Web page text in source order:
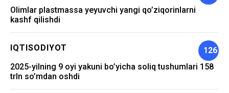
Olimlar plastmassa yeyuvchi yangi qo’ziqorinlarni
kashf qilishdi
IQTISODIYOT
126
2025-yilning 9 oyi yakuni bo’yicha soliq tushumlari 158
trln so’mdan oshdi